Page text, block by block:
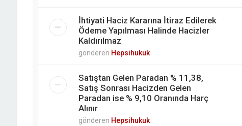
İhtiyati Haciz Kararına İtiraz Edilerek
Ödeme Yapılması Halinde Hacizler
Kaldırılmaz
gönderen Hepsihukuk
Satıştan Gelen Paradan % 11,38,
Satış Sonrası Hacizden Gelen
Paradan ise % 9,10 Oranında Harç
Alınır
gönderen Hepsihukuk